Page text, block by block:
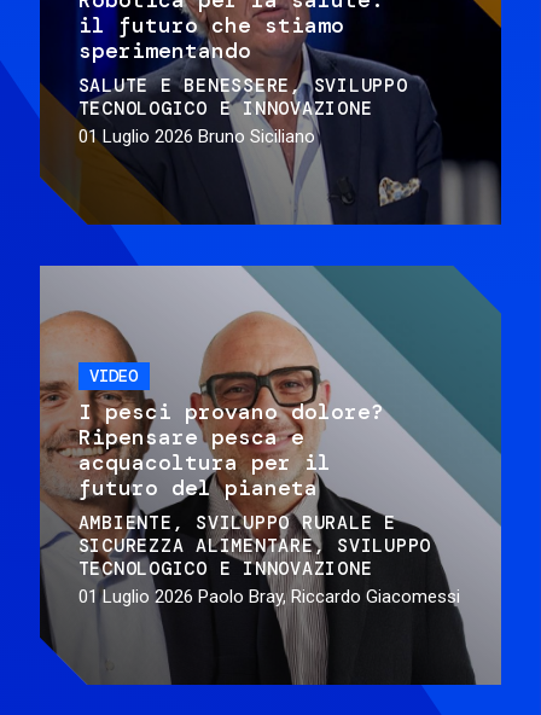
il futuro che stiamo
sperimentando
SALUTE E BENESSERE
SVILUPPO
TECNOLOGICO E INNOVAZIONE
01 Luglio 2026 Bruno Siciliano
VIDEO
I pesci provano dolore?
Ripensare pesca e
acquacoltura per il
futuro del pianeta
AMBIENTE
SVILUPPO RURALE E
SICUREZZA ALIMENTARE
SVILUPPO
TECNOLOGICO E INNOVAZIONE
01 Luglio 2026 Paolo Bray, Riccardo Giacomessi